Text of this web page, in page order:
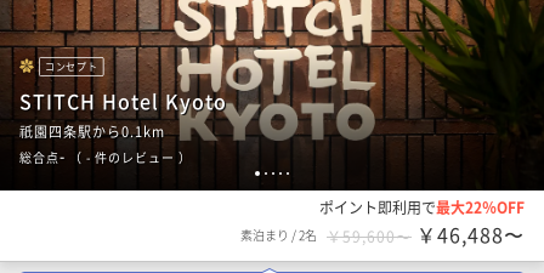
1 2 3 4 5
コンセプト
STITCH Hotel Kyoto
祇園四条駅から0.1km
総合点- （ - 件のレビュー ）
ポイント即利用で最大22％OFF
素泊まり /2名 ￥59,600〜 ￥46,488〜